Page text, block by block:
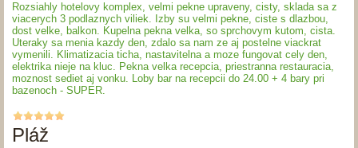
Rozsiahly hotelovy komplex, velmi pekne upraveny, cisty, sklada sa z
viacerych 3 podlaznych viliek. Izby su velmi pekne, ciste s dlazbou,
dost velke, balkon. Kupelna pekna velka, so sprchovym kutom, cista.
Uteraky sa menia kazdy den, zdalo sa nam ze aj postelne viackrat
vymenili. Klimatizacia ticha, nastavitelna a moze fungovat cely den,
elektrika nieje na kluc. Pekna velka recepcia, priestranna restauracia,
moznost sediet aj vonku. Loby bar na recepcii do 24.00 + 4 bary pri
bazenoch - SUPER.
Pláž